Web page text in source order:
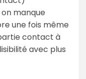
manque
une fois même
contact à
avec plus